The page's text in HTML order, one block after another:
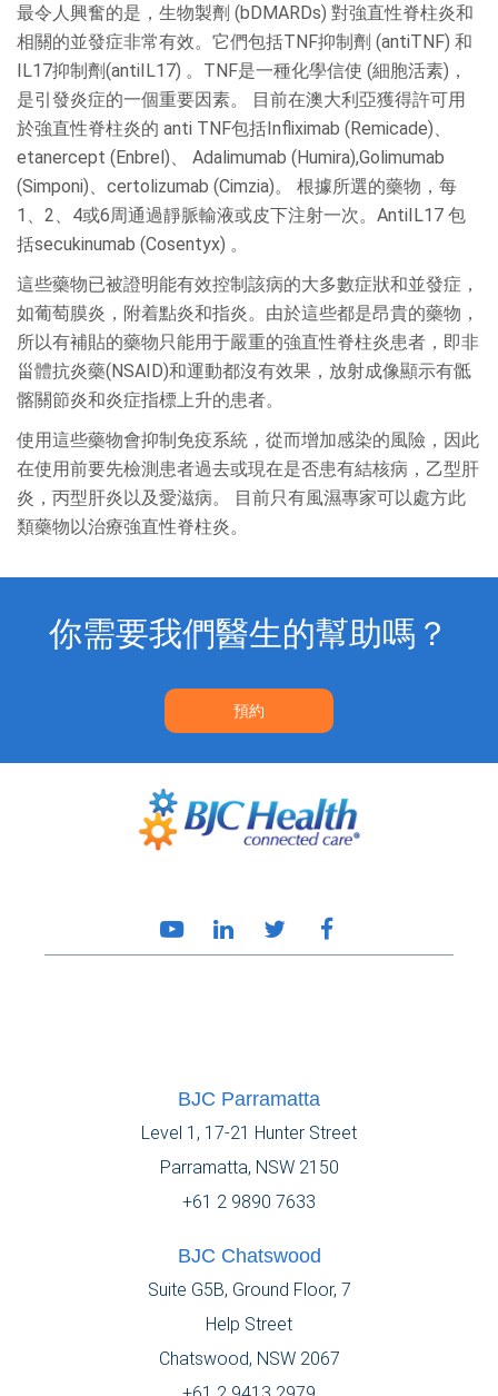
最令人興奮的是，生物製劑 (bDMARDs) 對強直性脊柱炎和
相關的並發症非常有效。它們包括TNF抑制劑 (antiTNF) 和
IL17抑制劑(antiIL17) 。TNF是一種化學信使 (細胞活素)，
是引發炎症的一個重要因素。 目前在澳大利亞獲得許可用
於強直性脊柱炎的 anti TNF包括Infliximab (Remicade)、
etanercept (Enbrel)、 Adalimumab (Humira),Golimumab
(Simponi)、certolizumab (Cimzia)。 根據所選的藥物，每
1、2、4或6周通過靜脈輸液或皮下注射一次。AntiIL17 包
括secukinumab (Cosentyx) 。
這些藥物已被證明能有效控制該病的大多數症狀和並發症，
如葡萄膜炎，附着點炎和指炎。由於這些都是昂貴的藥物，
所以有補貼的藥物只能用于嚴重的強直性脊柱炎患者，即非
甾體抗炎藥(NSAID)和運動都沒有效果，放射成像顯示有骶
髂關節炎和炎症指標上升的患者。
使用這些藥物會抑制免疫系統，從而增加感染的風險，因此
在使用前要先檢測患者過去或現在是否患有結核病，乙型肝
炎，丙型肝炎以及愛滋病。 目前只有風濕專家可以處方此
類藥物以治療強直性脊柱炎。
你需要我們醫生的幫助嗎？
預約
BJC Parramatta
Level 1, 17-21 Hunter Street
Parramatta, NSW 2150
+61 2 9890 7633
BJC Chatswood
Suite G5B, Ground Floor, 7
Help Street
Chatswood, NSW 2067